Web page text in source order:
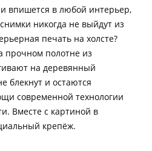
впишется в любой интерьер,
никогда не выйдут из
печать на холсте?
прочном полотне из
на деревянный
блекнут и остаются
современной технологии
Вместе с картиной в
крепёж.